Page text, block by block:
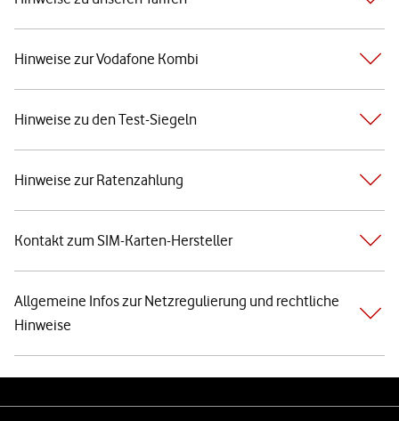
Hinweise zur Vodafone Kombi
Hinweise zu den Test-Siegeln
Hinweise zur Ratenzahlung
Kontakt zum SIM-Karten-Hersteller
Allgemeine Infos zur Netzregulierung und rechtliche
Hinweise